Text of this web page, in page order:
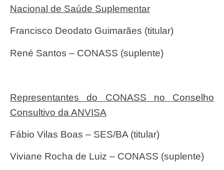
Nacional de Saúde Suplementar
Francisco Deodato Guimarães (titular)
René Santos – CONASS (suplente)
Representantes do CONASS no Conselho
Consultivo da ANVISA
Fábio Vilas Boas – SES/BA (titular)
Viviane Rocha de Luiz – CONASS (suplente)